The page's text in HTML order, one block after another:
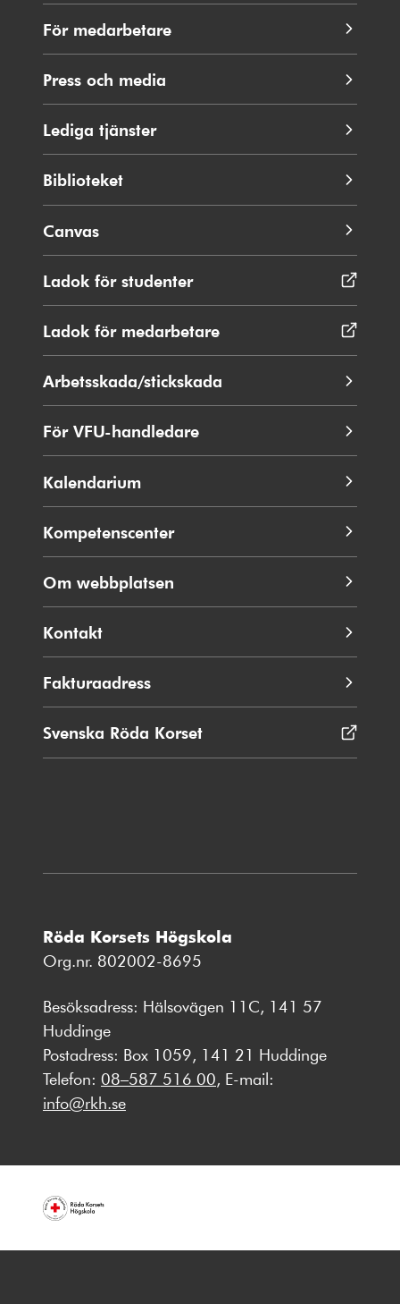
För medarbetare
Press och media
Lediga tjänster
Biblioteket
Canvas
Ladok för studenterÖppnas
i
fönster
Ladok för medarbetare
i
fönster
Arbetsskada/stickskada
För VFU-handledare
Kalendarium
Kompetenscenter
Om webbplatsen
Kontakt
Fakturaadress
Svenska Röda Korset
i
Röda Korsets Högskola
Org.nr. 802002-8695
Besöksadress: Hälsovägen 11C, 141 57
Huddinge
Postadress: Box 1059, 141 21 Huddinge
Telefon: 08–587 516 00, E-mail:
info@rkh.se